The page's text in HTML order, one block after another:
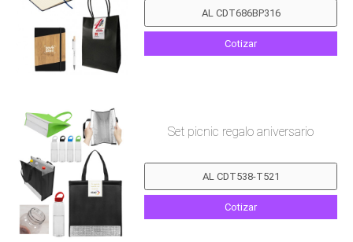
Cotizar
Set picnic regalo aniversario
Cotizar